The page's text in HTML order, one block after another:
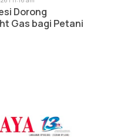
Dorong
Gas bagi Petani